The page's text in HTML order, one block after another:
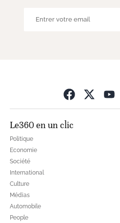
Le360 en un clic
Politique
Economie
Société
International
Culture
Médias
Automobile
People